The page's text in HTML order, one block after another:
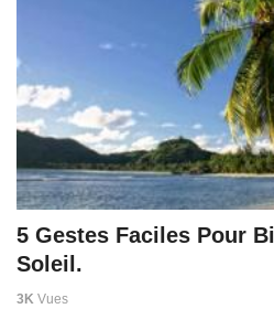
5 Gestes Faciles Pour
Soleil.
3K Vues